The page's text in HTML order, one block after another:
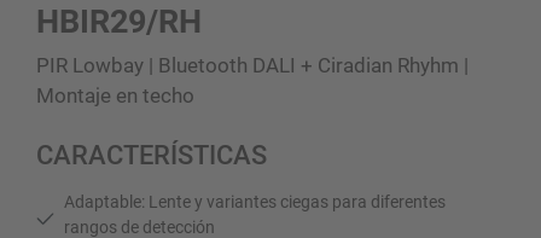
HBIR29/RH
PIR Lowbay | Bluetooth DALI + Ciradian Rhyhm |
Montaje en techo
CARACTERÍSTICAS
Adaptable: Lente y variantes ciegas para diferentes
rangos de detección